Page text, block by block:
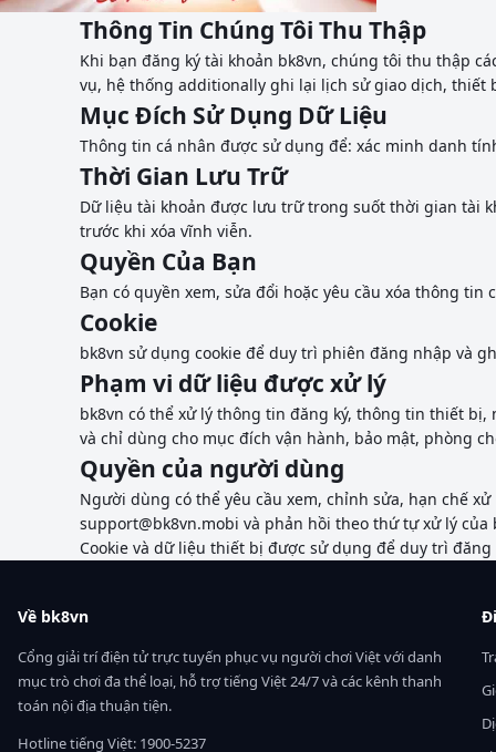
Thông Tin Chúng Tôi Thu Thập
Khi bạn đăng ký tài khoản bk8vn, chúng tôi thu thập
vụ, hệ thống additionally ghi lại lịch sửgiao dịch, thiết
Mục Đích Sử Dụng Dữ Liệu
Thông tin cá nhân được sử dụng để: xác minh danh
Thời Gian Lưu Trữ
Dữ liệu tài khoản được lưu trữ trong suốt thời gian tài
trước khi xóa vĩnh viễn.
Quyền Của Bạn
Bạn có quyền xem, sửa đổi hoặc yêu cầu xóa thông
Cookie
bk8vn sử dụng cookie để duy trì phiên đăng nhập và
Phạm vi dữ liệu được xử lý
bk8vn có thể xử lý thông tin đăng ký, thông tin thiết
và chỉ dùng cho mục đích vận hành, bảo mật, phòng
Quyền của người dùng
Người dùng có thể yêu cầu xem, chỉnh sửa, hạn chế
support@bk8vn.mobi và phản hồi theo thứ tự xử lý của
Cookie và dữ liệu thiết bị được sử dụng để duy trì
Về bk8vn
Cổng giải trí điện tử trực tuyến phục vụ người chơi Việt với danh
mục trò chơi đa thể loại, hỗ trợ tiếng Việt 24/7 và các kênh thanh
toán nội địa thuận tiện.
Hotline tiếng Việt: 1900-5237